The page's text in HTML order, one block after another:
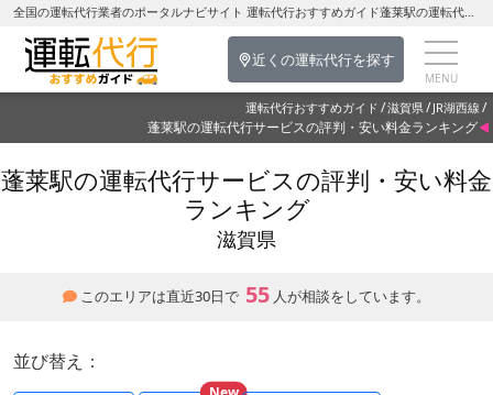
全国の運転代行業者のポータルナビサイト 運転代行おすすめガイド蓬莱駅の運転代行を探す-滋賀県の運転代行
近くの運転代行を探す
運転代行おすすめガイド 滋賀県 JR湖西線
蓬莱駅の運転代行サービスの評判・安い料金ランキング
蓬莱駅の運転代行サービスの評判・安い料金
ランキング
滋賀県
このエリアは直近30日で 55 人が相談をしています。
並び替え：